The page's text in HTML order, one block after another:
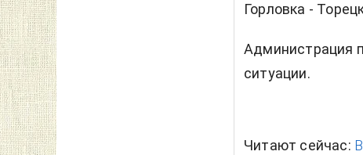
Горловка -
Администрация
ситуации.
Читают сейчас: